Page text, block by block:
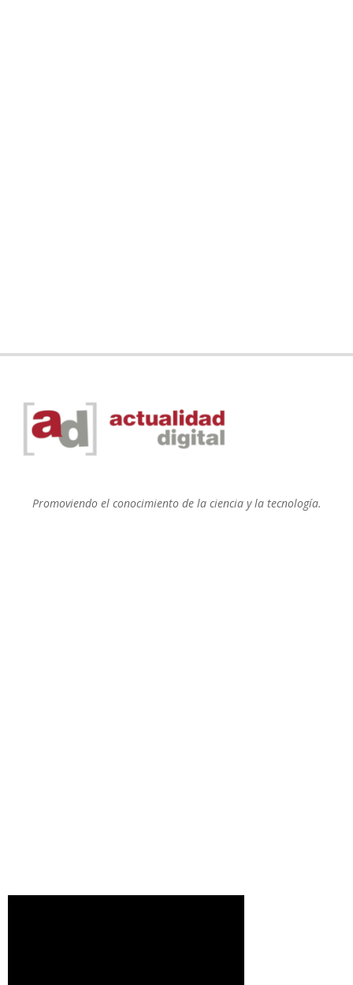
Promoviendo el conocimiento de la ciencia y la tecnología.